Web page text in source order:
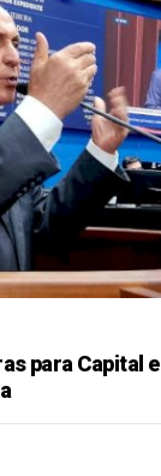
para Capital e